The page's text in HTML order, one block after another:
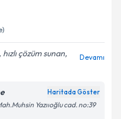
çözüm sunan,
Devamı
Haritada Göster
Yazııoğlu cad. no:39